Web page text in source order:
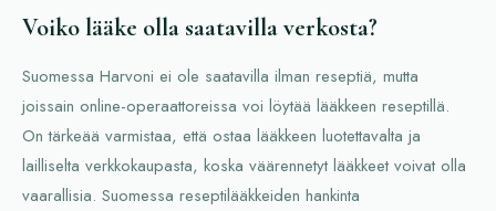
Voiko lääke olla saatavilla verkosta?
Suomessa Harvoni ei ole saatavilla ilman reseptiä, mutta
joissain online-operaattoreissa voi löytää lääkkeen reseptillä.
On tärkeää varmistaa, että ostaa lääkkeen luotettavalta ja
lailliselta verkkokaupasta, koska väärennetyt lääkkeet voivat olla
vaarallisia. Suomessa reseptilääkkeiden hankinta